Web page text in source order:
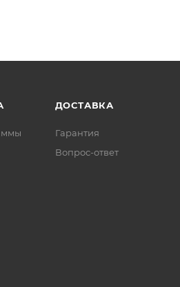
ДОСТАВКА
Гарантия
Вопрос-ответ